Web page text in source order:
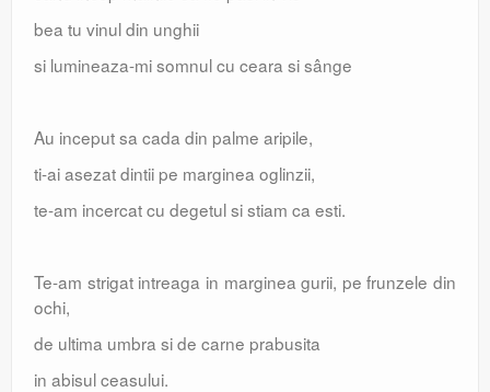
bea tu vinul din unghii
si lumineaza-mi somnul cu ceara si sânge
Au inceput sa cada din palme aripile,
ti-ai asezat dintii pe marginea oglinzii,
te-am incercat cu degetul si stiam ca esti.
Te-am strigat intreaga in marginea gurii, pe frunzele din
ochi,
de ultima umbra si de carne prabusita
in abisul ceasului.